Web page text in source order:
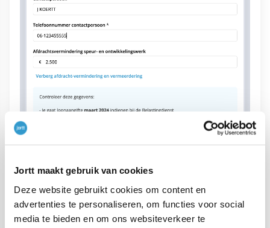
Jortt maakt gebruik van cookies
Deze website gebruikt cookies om content en
advertenties te personaliseren, om functies voor social
media te bieden en om ons websiteverkeer te
WBSO geef je aan per loonaangifte voor alle
werknemers tegelijk.